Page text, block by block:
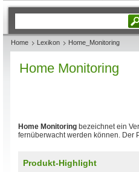
Home Lexikon Home_Monitoring
Home Monitoring
Home Monitoring bezeichnet ein
fernüberwacht werden können. Der
Produkt-Highlight